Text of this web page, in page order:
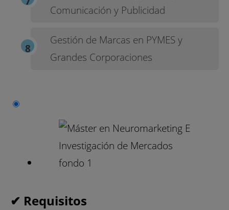
Comunicación y Publicidad
Gestión de Marcas en PYMES y
Grandes Corporaciones
✔ Requisitos